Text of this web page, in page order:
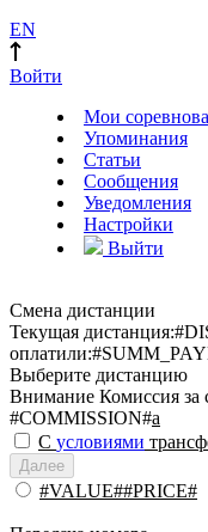
EN
Войти
Мои
Упоминания
Статьи
Сообщения
Уведомления
Настройки
Выйти
Смена дистанции
Текущая дистанция:
оплатили:
Выберите дистанцию
Внимание Комиссия за
#COMMISSION#a
С условиями
Далее
#VALUE##PRICE#